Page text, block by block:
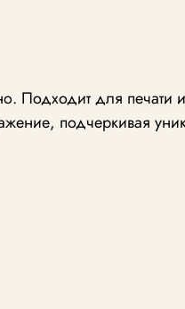
Подходит для
подчеркивая